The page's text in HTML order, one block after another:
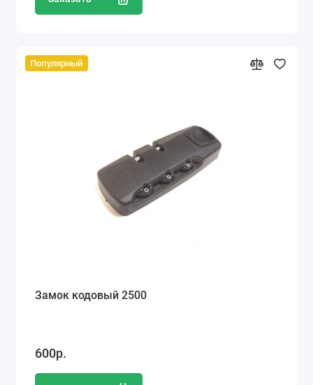
Популярный
Замок кодовый 2500
600р.